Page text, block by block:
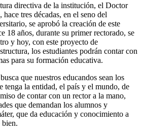
directiva de la institución, el Doctor
tres décadas, en el seno del
se aprobó la creación de este
18 años, durante su primer rectorado, se
y hoy, con este proyecto de
los estudiantes podrán contar con
para su formación educativa.
que nuestros educandos sean los
tenga la entidad, el país y el mundo, de
de contar con un rector a la mano,
que demandan los alumnos y
que da educación y conocimiento a
bien.